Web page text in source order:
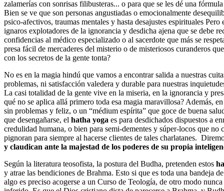
zalamerías con sonrisas filibusteras... o para que se les dé una
Bien se ve que son personas angustiadas o emocionalmente
psico-afectivos, traumas mentales y hasta desajustes espirituales Pero
ignaros explotadores de la ignorancia y desdicha ajena que se debe
confidencias al médico especializado o al sacerdote que más se
presa fácil de mercaderes del misterio o de misteriosos curanderos
con los secretos de la gente tonta?
No es en la magia hindú que vamos a encontrar salida a nuestras
problemas, ni satisfacción valedera y durable para nuestras
La casi totalidad de la gente vive en la miseria, en la ignorancia y
qué no se aplica allá primero toda esa magia maravillosa? Además,
sin problemas y feliz, o un “médium espírita” que goce de buena
que desengañarse, el hatha yoga es para desdichados dispuestos a
credulidad humana, o bien para semi-dementes y súper-locos que no
pignoran para siempre al hacerse clientes de tales charlatanes.
y claudican ante la majestad de los poderes de su propia
Según la literatura teosofista, la postura del Budha, pretenden estos
y atrae las bendiciones de Brahma. Esto si que es toda una bandeja
algo es preciso acogerse a un Curso de Teología, de otro modo